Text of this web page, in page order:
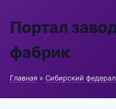
Портал
фабрик
Главная » Сибирский